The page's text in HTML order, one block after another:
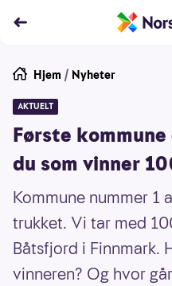
Hjem / Nyheter
AKTUELT
Første
du som vinner
Kommune nummer 1
trukket. Vi tar med
Båtsfjord i Finnmark.
vinneren? Og hvor